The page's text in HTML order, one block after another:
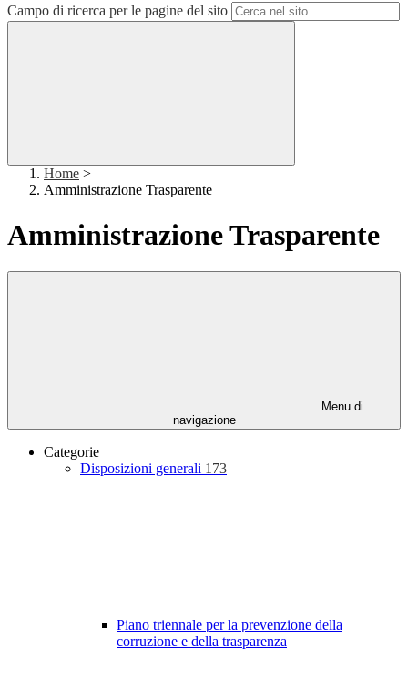
Campo di ricerca per le pagine del sito
Home >
Amministrazione Trasparente
Amministrazione Trasparente
Menu di
navigazione
Categorie
Disposizioni generali 173
Piano triennale per la prevenzione della
corruzione e della trasparenza